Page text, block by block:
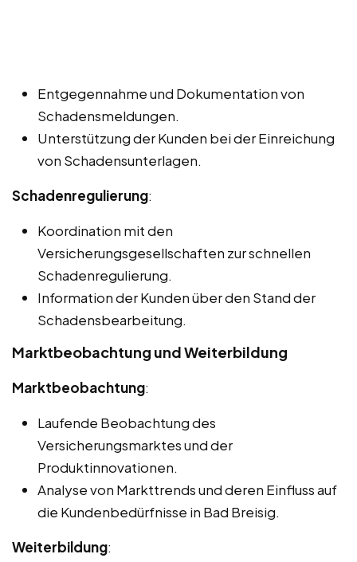
Entgegennahme und Dokumentation von
Schadensmeldungen.
Unterstützung der Kunden bei der Einreichung
von Schadensunterlagen.
Schadenregulierung:
Koordination mit den
Versicherungsgesellschaften zur schnellen
Schadenregulierung.
Information der Kunden über den Stand der
Schadensbearbeitung.
Marktbeobachtung und Weiterbildung
Marktbeobachtung:
Laufende Beobachtung des
Versicherungsmarktes und der
Produktinnovationen.
Analyse von Markttrends und deren Einfluss auf
die Kundenbedürfnisse in Bad Breisig.
Weiterbildung: